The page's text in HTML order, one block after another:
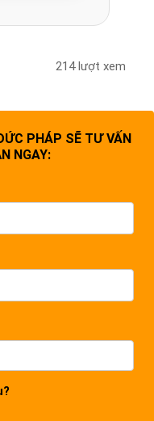
214 lượt xem
PHÁP SẼ TƯ VẤN
NGAY: